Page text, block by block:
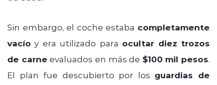
Sin embargo, el coche estaba completamente
vacío y era utilizado para ocultar diez trozos
de carne evaluados en más de $100 mil pesos.
El plan fue descubierto por los guardias de